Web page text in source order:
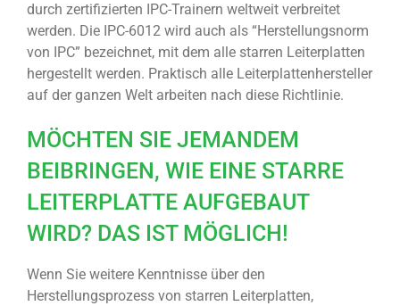
durch zertifizierten IPC-Trainern weltweit verbreitet
werden. Die IPC-6012 wird auch als “Herstellungsnorm
von IPC” bezeichnet, mit dem alle starren Leiterplatten
hergestellt werden. Praktisch alle Leiterplattenhersteller
auf der ganzen Welt arbeiten nach diese Richtlinie.
MÖCHTEN SIE JEMANDEM
BEIBRINGEN, WIE EINE STARRE
LEITERPLATTE AUFGEBAUT
WIRD? DAS IST MÖGLICH!
Wenn Sie weitere Kenntnisse über den
Herstellungsprozess von starren Leiterplatten,